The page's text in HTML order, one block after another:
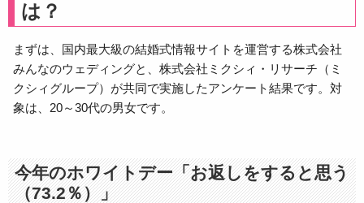
は？
まずは、国内最大級の結婚式情報サイトを運営する株式会社
みんなのウェディングと、株式会社ミクシィ・リサーチ（ミ
クシィグループ）が共同で実施したアンケート結果です。対
象は、20～30代の男女です。
今年のホワイトデー「お返しをすると思う
（73.2％）」